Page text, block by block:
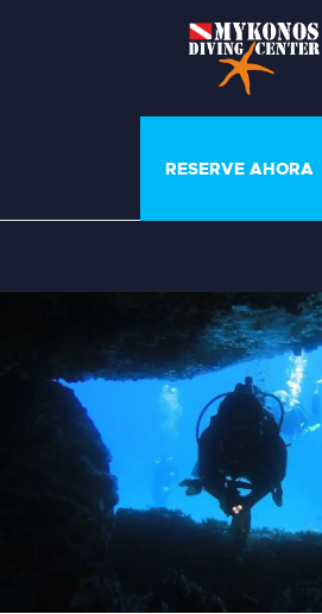
RESERVE AHORA
PROGRAMAS Y
LISTA DE PRECIOS
QUIÉNES SOMOS
CONTACTE CON
NOSOTROS